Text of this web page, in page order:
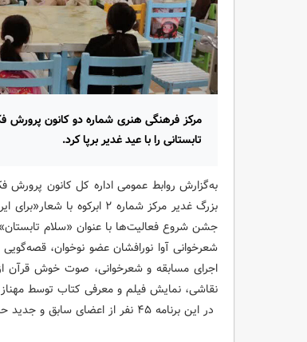
مرکز فرهنگی هنری شماره دو کانون پرورش
تابستانی را با عید غدیر برپا کرد.
به‌گزارش روابط عمومی اداره کل کانون پرورش
بزرگ غدیر مرکز شماره ۲
جشن شروع فعالیت‌ها با عنوان «سلام
شعرخوانی آوا نورافشان عضو نوخوان،
اجرای مسابقه و شعرخوانی، صوت خوش قرآن
نقاشی، نمایش فیلم و معرفی کتاب توسط مهناز
در این برنامه ۴۵ نفر از اعضای سابق و جدید حضور داشتند که روز پرشور و نشاطی را برای همگان رقم‌زد.